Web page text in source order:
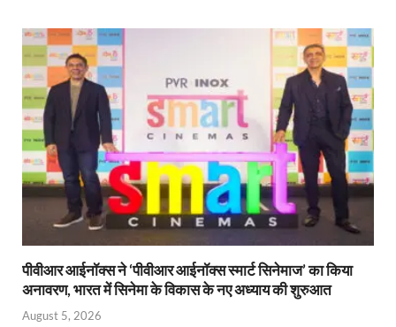
पीवीआर आईनॉक्स ने ‘पीवीआर आईनॉक्स स्मार्ट सिनेमाज’ का किया
अनावरण, भारत में सिनेमा के विकास के नए अध्याय की शुरुआत
August 5, 2026